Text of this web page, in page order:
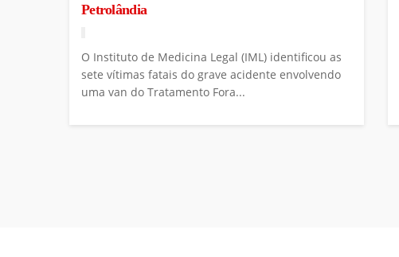
Petrolândia
O Instituto de Medicina Legal (IML) identificou as
sete vítimas fatais do grave acidente envolvendo
uma van do Tratamento Fora...